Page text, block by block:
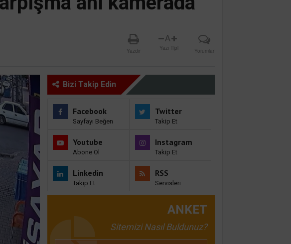
Yazdır
A
Yazı Tipi Yorumlar
Bizi Takip Edin
Facebook
Sayfayı Beğen
Twitter
Takip Et
Youtube
Abone Ol
Instagram
Takip Et
Linkedin
Takip Et
RSS
Servisleri
ANKET
Sitemizi Nasıl Buldunuz?